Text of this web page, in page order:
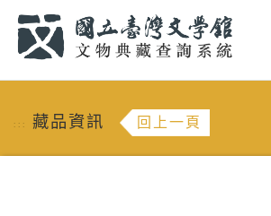
::: 藏品資訊 回上一頁